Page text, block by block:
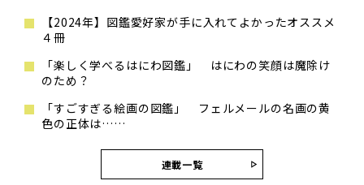
【2024年】図鑑愛好家が手に入れてよかったオススメ
４冊
「楽しく学べるはにわ図鑑」 はにわの笑顔は魔除け
のため？
「すごすぎる絵画の図鑑」 フェルメールの名画の黄
色の正体は……
連載一覧